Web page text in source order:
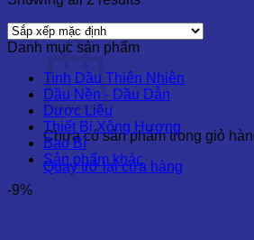
Giỏ hàng
Chưa có sản phẩm trong giỏ
Quay trở lại cửa hàng
Danh mục sản phẩm
Tinh Dầu Thiên Nhiên
Dầu Nền - Dầu Dẫn
Dược Liệu
Thiết Bị Xông Hương
Bao Bì
Sản phẩm khác
-9%